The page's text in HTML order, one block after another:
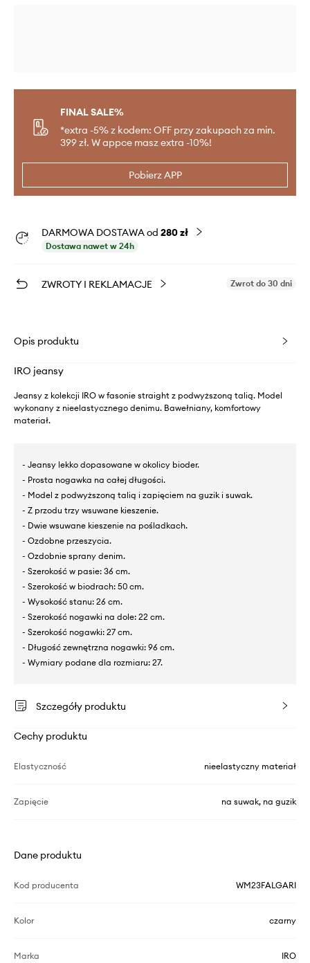
FINAL SALE%
*extra -5% z kodem: OFF przy zakupach za min.
399 zł. W appce masz extra -10%!
Pobierz APP
DARMOWA DOSTAWA od 280 zł
Dostawa nawet w 24h
ZWROTY I REKLAMACJE Zwrot do 30 dni
Opis produktu
IRO jeansy
Jeansy z kolekcji IRO w fasonie straight z podwyższoną talią. Model
wykonany z nieelastycznego denimu. Bawełniany, komfortowy
materiał.
- Jeansy lekko dopasowane w okolicy bioder.
- Prosta nogawka na całej długości.
- Model z podwyższoną talią i zapięciem na guzik i suwak.
- Z przodu trzy wsuwane kieszenie.
- Dwie wsuwane kieszenie na pośladkach.
- Ozdobne przeszycia.
- Ozdobnie sprany denim.
- Szerokość w pasie: 36 cm.
- Szerokość w biodrach: 50 cm.
- Wysokość stanu: 26 cm.
- Szerokość nogawki na dole: 22 cm.
- Szerokość nogawki: 27 cm.
- Długość zewnętrzna nogawki: 96 cm.
- Wymiary podane dla rozmiaru: 27.
Szczegóły produktu
Cechy produktu
Elastyczność nieelastyczny materiał
Zapięcie na suwak, na guzik
Dane produktu
Kod producenta WM23FALGARI
Kolor czarny
Marka IRO